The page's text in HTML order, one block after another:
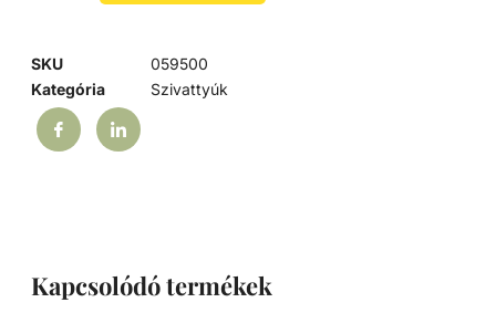
SKU
059500
Kategória
Szivattyúk
Kapcsolódó termékek